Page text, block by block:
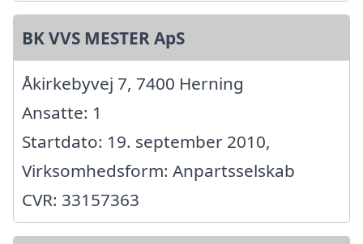
BK VVS MESTER ApS
Åkirkebyvej 7, 7400 Herning
Ansatte: 1
Startdato: 19. september 2010,
Virksomhedsform: Anpartsselskab
CVR: 33157363